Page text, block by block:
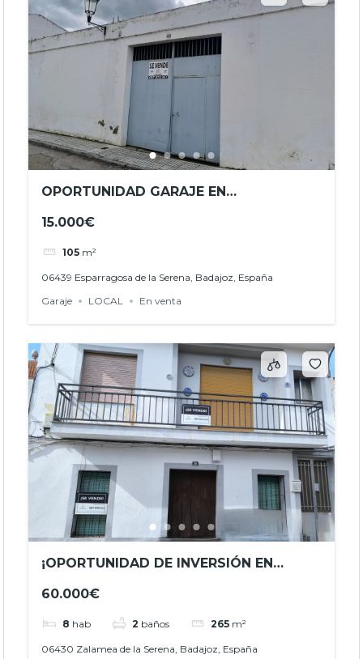
OPORTUNIDAD GARAJE EN
JHBA25048
15.000€
105 m²
06439 Esparragosa de la Serena, Badajoz, España
Garaje
LOCAL En venta
¡OPORTUNIDAD DE INVERSIÓN EN
REF. JHBA25046
60.000€
8 hab 2 baños 265 m²
06430 Zalamea de la Serena, Badajoz, España